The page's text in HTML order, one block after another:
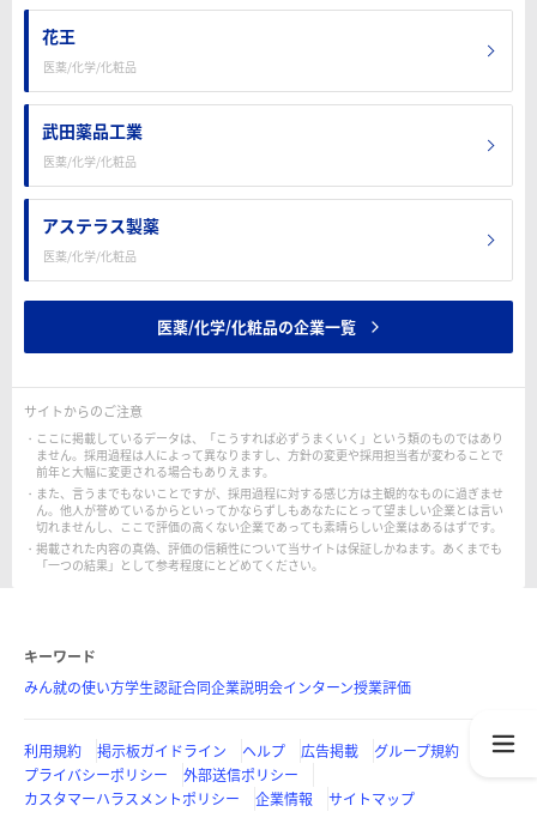
花王
医薬/化学/化粧品
武田薬品工業
医薬/化学/化粧品
アステラス製薬
医薬/化学/化粧品
医薬/化学/化粧品の企業一覧
サイトからのご注意
ここに掲載しているデータは、「こうすれば必ずうまくいく」という類のものではあり
ません。採用過程は人によって異なりますし、方針の変更や採用担当者が変わることで
前年と大幅に変更される場合もありえます。
また、言うまでもないことですが、採用過程に対する感じ方は主観的なものに過ぎませ
ん。他人が誉めているからといってかならずしもあなたにとって望ましい企業とは言い
切れませんし、ここで評価の高くない企業であっても素晴らしい企業はあるはずです。
掲載された内容の真偽、評価の信頼性について当サイトは保証しかねます。あくまでも
「一つの結果」として参考程度にとどめてください。
キーワード
みん就の使い方学生認証合同企業説明会インターン授業評価
利用規約 掲示板ガイドライン ヘルプ 広告掲載
グループ規約
プライバシーポリシー
外部送信ポリシー
カスタマーハラスメントポリシー
企業情報 サイトマップ